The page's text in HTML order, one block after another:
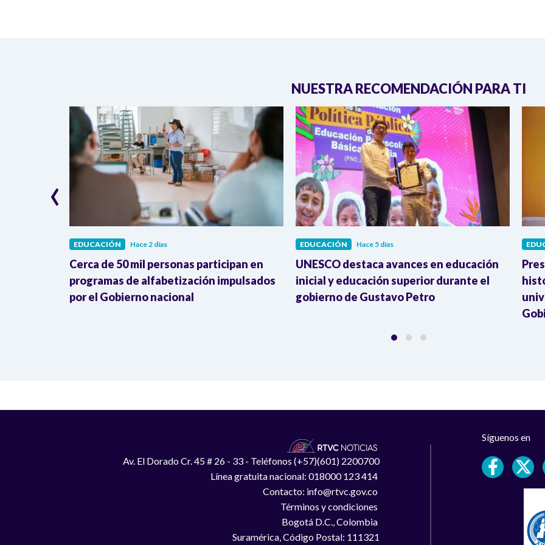
NUESTRA RECOMENDACIÓN PARA TI
EDUCACIÓN Hace 2 días
Cerca de 50 mil personas participan en
programas de alfabetización impulsados
por el Gobierno nacional
EDUCACIÓN Hace 5 días
UNESCO destaca avances en educación
inicial y educación superior durante el
gobierno de Gustavo Petro
‹
Av. El Dorado Cr. 45 # 26 - 33 - Teléfonos (+57)(601) 2200700
Línea gratuita nacional: 018000 123 414
Contacto: info@rtvc.gov.co
Términos y condiciones
Bogotá D.C., Colombia
Suramérica, Código Postal: 111321
Síguenos en